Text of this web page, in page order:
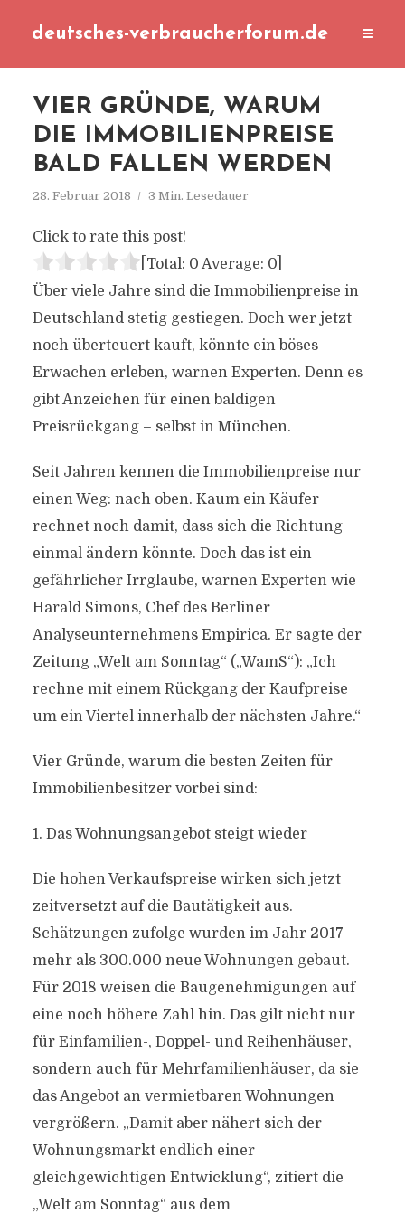
deutsches-verbraucherforum.de
VIER GRÜNDE, WARUM
DIE IMMOBILIENPREISE
BALD FALLEN WERDEN
28. Februar 2018 3 Min. Lesedauer
Click to rate this post!
[Total: 0 Average: 0]
Über viele Jahre sind die Immobilienpreise in
Deutschland stetig gestiegen. Doch wer jetzt
noch überteuert kauft, könnte ein böses
Erwachen erleben, warnen Experten. Denn es
gibt Anzeichen für einen baldigen
Preisrückgang – selbst in München.
Seit Jahren kennen die Immobilienpreise nur
einen Weg: nach oben. Kaum ein Käufer
rechnet noch damit, dass sich die Richtung
einmal ändern könnte. Doch das ist ein
gefährlicher Irrglaube, warnen Experten wie
Harald Simons, Chef des Berliner
Analyseunternehmens Empirica. Er sagte der
Zeitung „Welt am Sonntag“ („WamS“): „Ich
rechne mit einem Rückgang der Kaufpreise
um ein Viertel innerhalb der nächsten Jahre.“
Vier Gründe, warum die besten Zeiten für
Immobilienbesitzer vorbei sind:
1. Das Wohnungsangebot steigt wieder
Die hohen Verkaufspreise wirken sich jetzt
zeitversetzt auf die Bautätigkeit aus.
Schätzungen zufolge wurden im Jahr 2017
mehr als 300.000 neue Wohnungen gebaut.
Für 2018 weisen die Baugenehmigungen auf
eine noch höhere Zahl hin. Das gilt nicht nur
für Einfamilien-, Doppel- und Reihenhäuser,
sondern auch für Mehrfamilienhäuser, da sie
das Angebot an vermietbaren Wohnungen
vergrößern. „Damit aber nähert sich der
Wohnungsmarkt endlich einer
gleichgewichtigen Entwicklung“, zitiert die
„Welt am Sonntag“ aus dem